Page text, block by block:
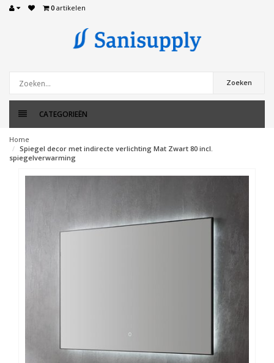
0 artikelen
Zoeken
CATEGORIEËN
Home
Spiegel decor met indirecte verlichting Mat Zwart 80 incl.
spiegelverwarming